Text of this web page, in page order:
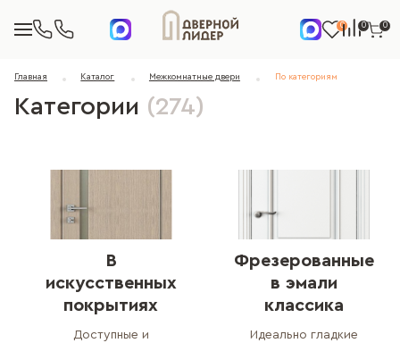
0 0 0
Главная Каталог Межкомнатные двери По категориям
Категории (274)
В
искусственных
покрытиях
Доступные и
Фрезерованные
в эмали
классика
Идеально гладкие